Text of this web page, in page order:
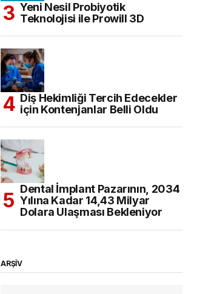
Yeni Nesil Probiyotik
Teknolojisi ile Prowill 3D
Diş Hekimliği Tercih Edecekler
için Kontenjanlar Belli Oldu
Dental İmplant Pazarının, 2034
Yılına Kadar 14,43 Milyar
Dolara Ulaşması Bekleniyor
ARŞİV